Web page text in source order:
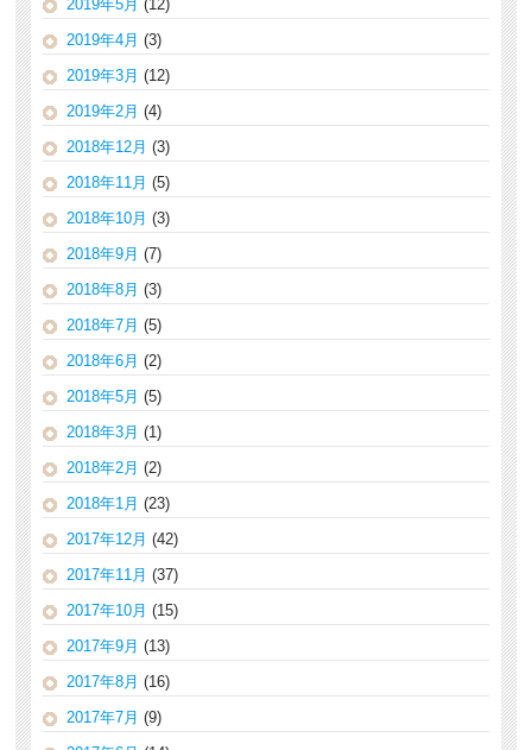
2019年5月 (12)
2019年4月 (3)
2019年3月 (12)
2019年2月 (4)
2018年12月 (3)
2018年11月 (5)
2018年10月 (3)
2018年9月 (7)
2018年8月 (3)
2018年7月 (5)
2018年6月 (2)
2018年5月 (5)
2018年3月 (1)
2018年2月 (2)
2018年1月 (23)
2017年12月 (42)
2017年11月 (37)
2017年10月 (15)
2017年9月 (13)
2017年8月 (16)
2017年7月 (9)